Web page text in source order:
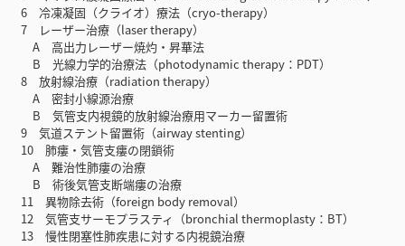
6 冷凍凝固（クライオ）療法（cryo-therapy）
7 レーザー治療（laser therapy）
A 高出力レーザー焼灼・昇華法
B 光線力学的治療法（photodynamic therapy：PDT）
8 放射線治療（radiation therapy）
A 密封小線源治療
B 気管支内視鏡的放射線治療用マーカー留置術
9 気道ステント留置術（airway stenting）
10 肺瘻・気管支瘻の閉鎖術
A 難治性肺瘻の治療
B 術後気管支断端瘻の治療
11 異物除去術（foreign body removal）
12 気管支サーモプラスティ（bronchial thermoplasty：BT）
13 慢性閉塞性肺疾患に対する内視鏡治療